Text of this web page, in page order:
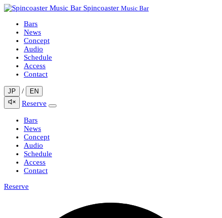
Spincoaster Music Bar
Bars
News
Concept
Audio
Schedule
Access
Contact
JP / EN
Reserve
Bars
News
Concept
Audio
Schedule
Access
Contact
Reserve